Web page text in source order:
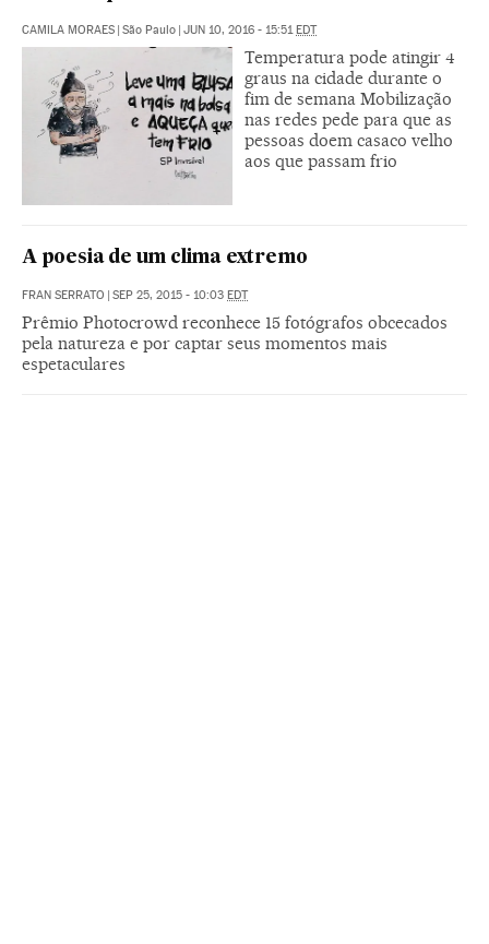
CAMILA MORAES | São Paulo | JUN 10, 2016 - 15:51EDT
Temperatura pode atingir 4
graus na cidade durante o
fim de semana Mobilização
nas redes pede para que as
pessoas doem casaco velho
aos que passam frio
A poesia de um clima extremo
FRAN SERRATO | SEP 25, 2015 - 10:03 EDT
Prêmio Photocrowd reconhece 15 fotógrafos obcecados
pela natureza e por captar seus momentos mais
espetaculares